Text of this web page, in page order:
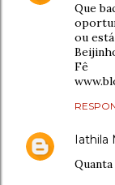
Que
ou
Fê
Iathila